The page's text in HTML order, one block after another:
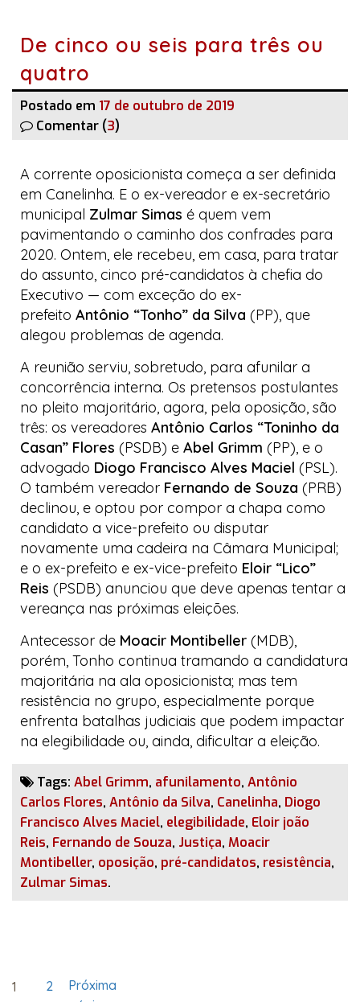
De cinco ou seis para três ou
quatro
Postado em 17 de outubro de 2019
Comentar (3)
A corrente oposicionista começa a ser definida
em Canelinha. E o ex-vereador e ex-secretário
municipal Zulmar Simas é quem vem
pavimentando o caminho dos confrades para
2020. Ontem, ele recebeu, em casa, para tratar
do assunto, cinco pré-candidatos à chefia do
Executivo — com exceção do ex-
prefeito Antônio “Tonho” da Silva (PP), que
alegou problemas de agenda.
A reunião serviu, sobretudo, para afunilar a
concorrência interna. Os pretensos postulantes
no pleito majoritário, agora, pela oposição, são
três: os vereadores Antônio Carlos “Toninho da
Casan” Flores (PSDB) e Abel Grimm (PP), e o
advogado Diogo Francisco Alves Maciel (PSL).
O também vereador Fernando de Souza (PRB)
declinou, e optou por compor a chapa como
candidato a vice-prefeito ou disputar
novamente uma cadeira na Câmara Municipal;
e o ex-prefeito e ex-vice-prefeito Eloir “Lico”
Reis (PSDB) anunciou que deve apenas tentar a
vereança nas próximas eleições.
Antecessor de Moacir Montibeller (MDB),
porém, Tonho continua tramando a candidatura
majoritária na ala oposicionista; mas tem
resistência no grupo, especialmente porque
enfrenta batalhas judiciais que podem impactar
na elegibilidade ou, ainda, dificultar a eleição.
Tags: Abel Grimm, afunilamento, Antônio
Carlos Flores, Antônio da Silva, Canelinha, Diogo
Francisco Alves Maciel, elegibilidade, Eloir joão
Reis, Fernando de Souza, Justiça, Moacir
Montibeller, oposição, pré-candidatos, resistência,
Zulmar Simas.
Paginação
Página
1 Página
2
Próxima